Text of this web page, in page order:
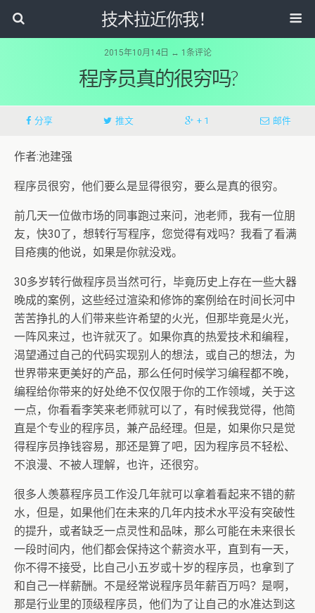
技术拉近你我！
2015年10月14日 ↔ 1条评论
程序员真的很穷吗?
分享 推文 + 1 邮件
作者:池建强
程序员很穷，他们要么是显得很穷，要么是真的很穷。
前几天一位做市场的同事跑过来问，池老师，我有一位朋
友，快30了，想转行写程序，您觉得有戏吗？我看了看满
目疮痍的他说，如果是你就没戏。
30多岁转行做程序员当然可行，毕竟历史上存在一些大器
晚成的案例，这些经过渲染和修饰的案例给在时间长河中
苦苦挣扎的人们带来些许希望的火光，但那毕竟是火光，
一阵风来过，也许就灭了。如果你真的热爱技术和编程，
渴望通过自己的代码实现别人的想法，或自己的想法，为
世界带来更美好的产品，那么任何时候学习编程都不晚，
编程给你带来的好处绝不仅仅限于你的工作领域，关于这
一点，你看看李笑来老师就可以了，有时候我觉得，他简
直是个专业的程序员，兼产品经理。但是，如果你只是觉
得程序员挣钱容易，那还是算了吧，因为程序员不轻松、
不浪漫、不被人理解，也许，还很穷。
很多人羡慕程序员工作没几年就可以拿着看起来不错的薪
水，但是，如果他们在未来的几年内技术水平没有突破性
的提升，或者缺乏一点灵性和品味，那么可能在未来很长
一段时间内，他们都会保持这个薪资水平，直到有一天，
你不得不接受，比自己小五岁或十岁的程序员，也拿到了
和自己一样薪酬。不是经常说程序员年薪百万吗？是啊，
那是行业里的顶级程序员，他们为了让自己的水准达到这